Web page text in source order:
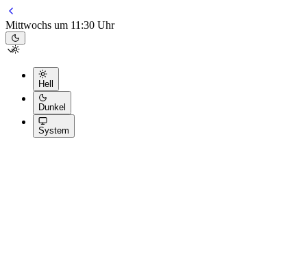
Mittwochs um 11:30 Uhr
Hell
Dunkel
System